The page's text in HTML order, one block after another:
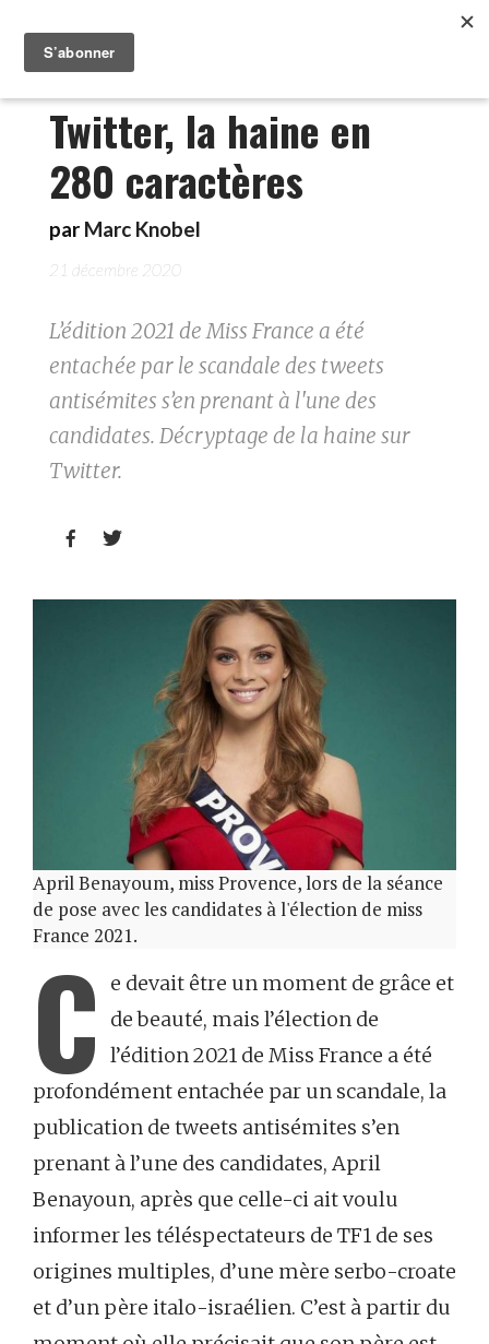
Twitter, la haine en
280 caractères
par Marc Knobel
21 décembre 2020
L’édition 2021 de Miss France a été
entachée par le scandale des tweets
antisémites s’en prenant à l'une des
candidates. Décryptage de la haine sur
Twitter.
 
April Benayoum, miss Provence, lors de la séance
de pose avec les candidates à l'élection de miss
France 2021.
C
e devait être un moment de grâce et
de beauté, mais l’élection de
l’édition 2021 de Miss France a été
profondément entachée par un scandale, la
publication de tweets antisémites s’en
prenant à l’une des candidates, April
Benayoun, après que celle-ci ait voulu
informer les téléspectateurs de TF1 de ses
origines multiples, d’une mère serbo-croate
et d’un père italo-israélien. C’est à partir du